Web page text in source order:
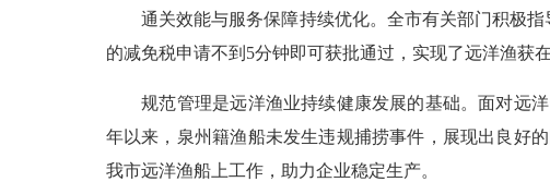
通关效能与服务保障持续优化。全市有关部门积极指
的减免税申请不到5分钟即可获批通过，实现了远洋渔获在
规范管理是远洋渔业持续健康发展的基础。面对远洋
年以来，泉州籍渔船未发生违规捕捞事件，展现出良好
我市远洋渔船上工作，助力企业稳定生产。